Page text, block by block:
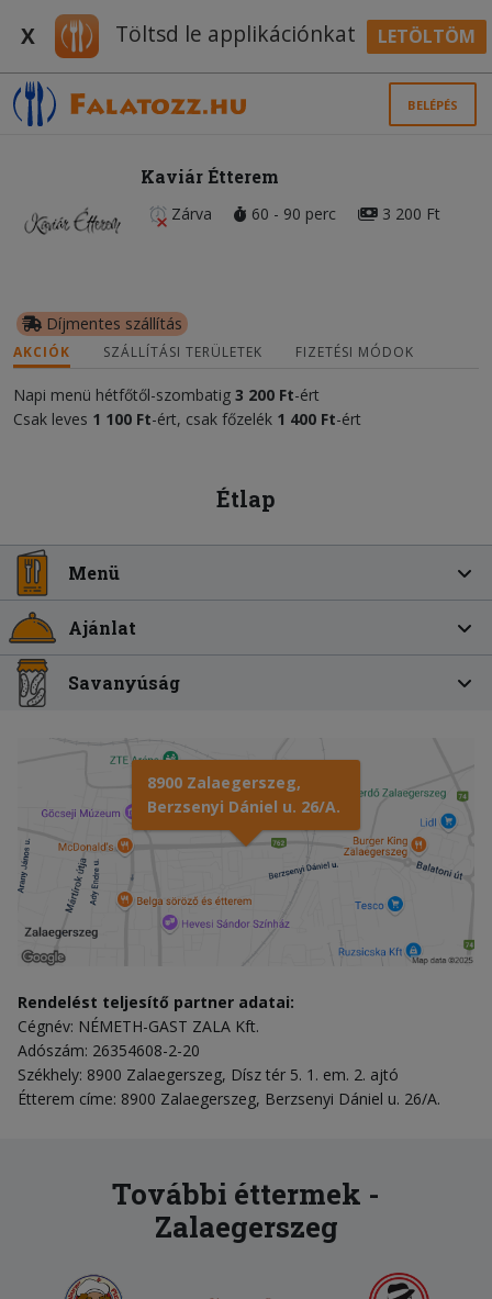
X Töltsd le applikációnkat LETÖLTÖM
BELÉPÉS
Kaviár Étterem
Zárva 60 - 90 perc 3 200 Ft
Díjmentes szállítás
AKCIÓK SZÁLLÍTÁSI TERÜLETEK FIZETÉSI MÓDOK
Napi menü hétfőtől-szombatig 3 200 Ft-ért
Csak leves 1 100 Ft-ért, csak főzelék 1 400 Ft-ért
Étlap
Menü
Ajánlat
Savanyúság
8900 Zalaegerszeg,
Berzsenyi Dániel u. 26/A.
Rendelést teljesítő partner adatai:
Cégnév: NÉMETH-GAST ZALA Kft.
Adószám: 26354608-2-20
Székhely: 8900 Zalaegerszeg, Dísz tér 5. 1. em. 2. ajtó
Étterem címe: 8900 Zalaegerszeg, Berzsenyi Dániel u. 26/A.
További éttermek -
Zalaegerszeg